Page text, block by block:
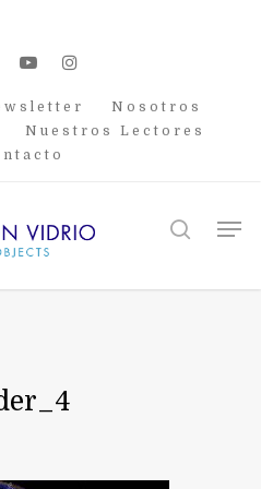
youtubeinstagram
Nosotros
Nuestros Lectores
search